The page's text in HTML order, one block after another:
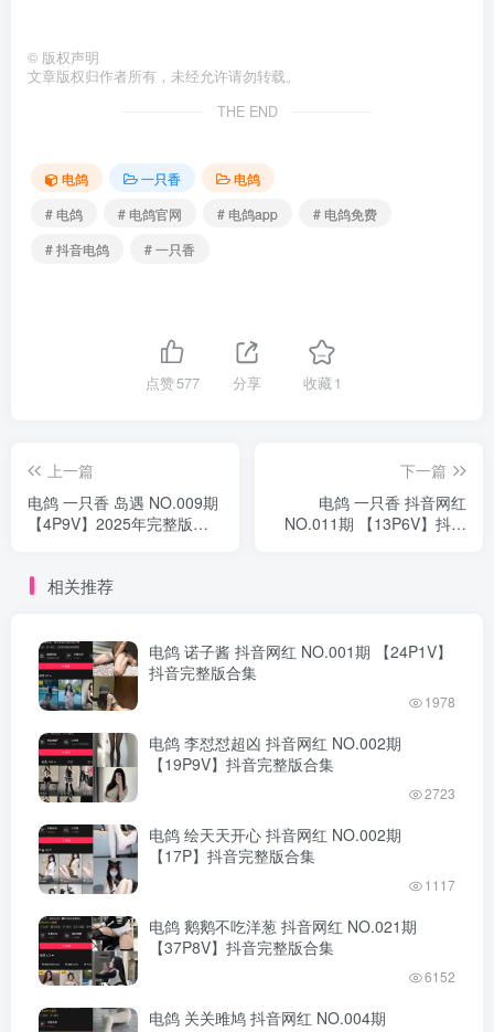
© 版权声明
文章版权归作者所有，未经允许请勿转载。
THE END
电鸽 一只香
电鸽
# 电鸽
# 电鸽官网 # 电鸽app
# 电鸽免费
# 抖音电鸽
# 一只香
点赞577 分享 收藏1
上一篇
电鸽 一只香 岛遇 NO.009期
【4P9V】2025年完整版合
下一篇
电鸽 一只香 抖音网红
NO.011期 【13P6V】抖音
相关推荐
电鸽 诺子酱 抖音网红 NO.001期 【24P1V】
抖音完整版合集
1978
电鸽 李怼怼超凶 抖音网红 NO.002期
【19P9V】抖音完整版合集
2723
电鸽 绘天天开心 抖音网红 NO.002期
【17P】抖音完整版合集
1117
电鸽 鹅鹅不吃洋葱 抖音网红 NO.021期
【37P8V】抖音完整版合集
6152
电鸽 关关雎鸠 抖音网红 NO.004期